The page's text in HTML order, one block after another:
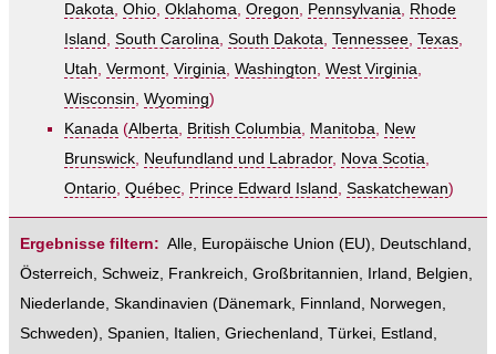
Dakota, Ohio, Oklahoma, Oregon, Pennsylvania, Rhode
Island , South Carolina, South Dakota, Tennessee, Texas,
Utah, Vermont, Virginia, Washington, West Virginia,
Wisconsin, Wyoming)
Kanada (Alberta, British Columbia, Manitoba, New
Brunswick, Neufundland und Labrador, Nova Scotia,
Ontario, Québec, Prince Edward Island , Saskatchewan)
Ergebnisse filtern: Alle, Europäische Union (EU), Deutschland ,
Österreich, Schweiz, Frankreich, Großbritannien, Irland , Belgien,
Niederlande, Skandinavien (Dänemark, Finnland , Norwegen,
Schweden), Spanien, Italien, Griechenland , Türkei, Estland,